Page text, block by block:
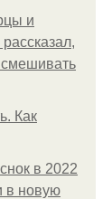
и
смешивать
Как
в 2022
в новую